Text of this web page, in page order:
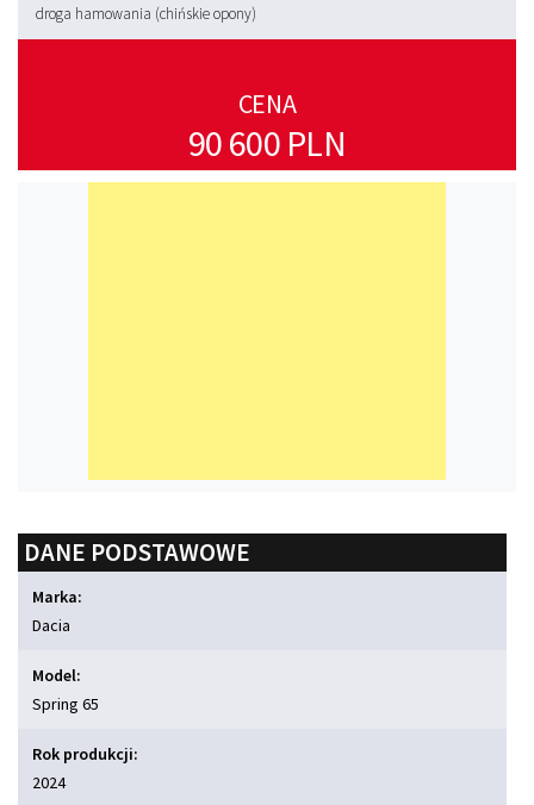
droga hamowania (chińskie opony)
CENA
90 600 PLN
DANE PODSTAWOWE
Marka:
Dacia
Model:
Spring 65
Rok produkcji:
2024